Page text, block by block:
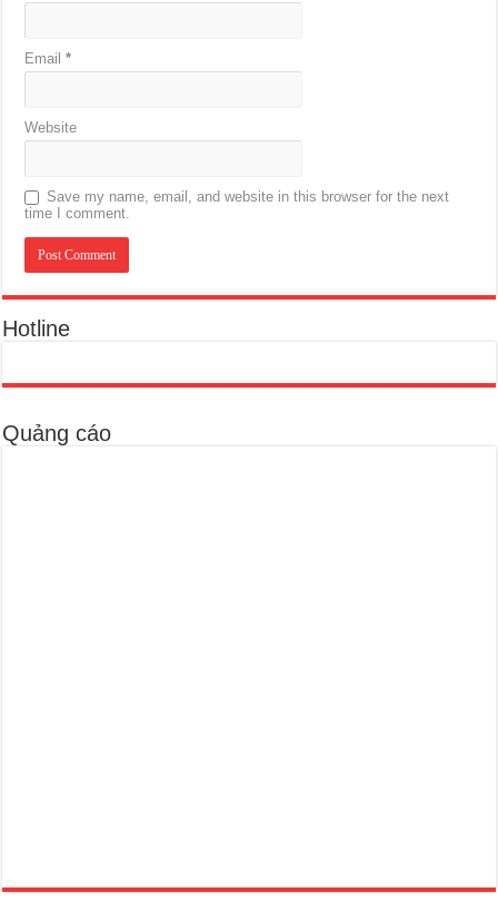
Email*
Website
Save my name, email, and website in this browser for the next
time I comment.
Hotline
Quảng cáo